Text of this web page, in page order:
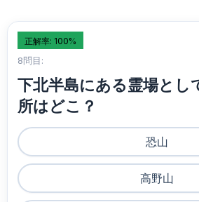
正解率: 100%
8問目:
下北半島にある霊場とし
所はどこ？
恐山
高野山